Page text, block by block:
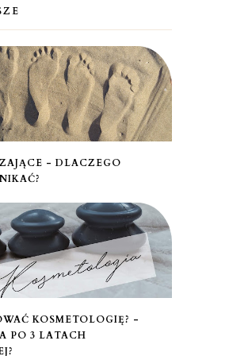
- DLACZEGO
KOSMETOLOGIĘ? -
PO 3 LATACH